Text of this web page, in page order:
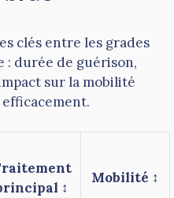
clés entre les grades
: durée de guérison,
sur la mobilité
↕
Mobilité ↕